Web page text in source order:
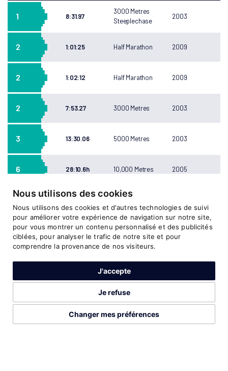
Nous utilisons des cookies
Nous utilisons des cookies et d'autres technologies de suivi
pour améliorer votre expérience de navigation sur notre site,
pour vous montrer un contenu personnalisé et des publicités
ciblées, pour analyser le trafic de notre site et pour
comprendre la provenance de nos visiteurs.
J'accepte
Je refuse
Changer mes préférences
1 8:31.97
3000 Metres
Steeplechase
2003
2 1:01:25 Half Marathon 2009
2 1:02:12 Half Marathon 2009
2 7:53.27 3000 Metres 2003
3 13:30.06 5000 Metres 2003
6 28:10.6h 10,000 Metres 2005
7 28:10.56 10,000 Metres
8 28:15.66 10,000 Metres 2008
15 28:06.62 10,000 Metres 2005
5000 Metres